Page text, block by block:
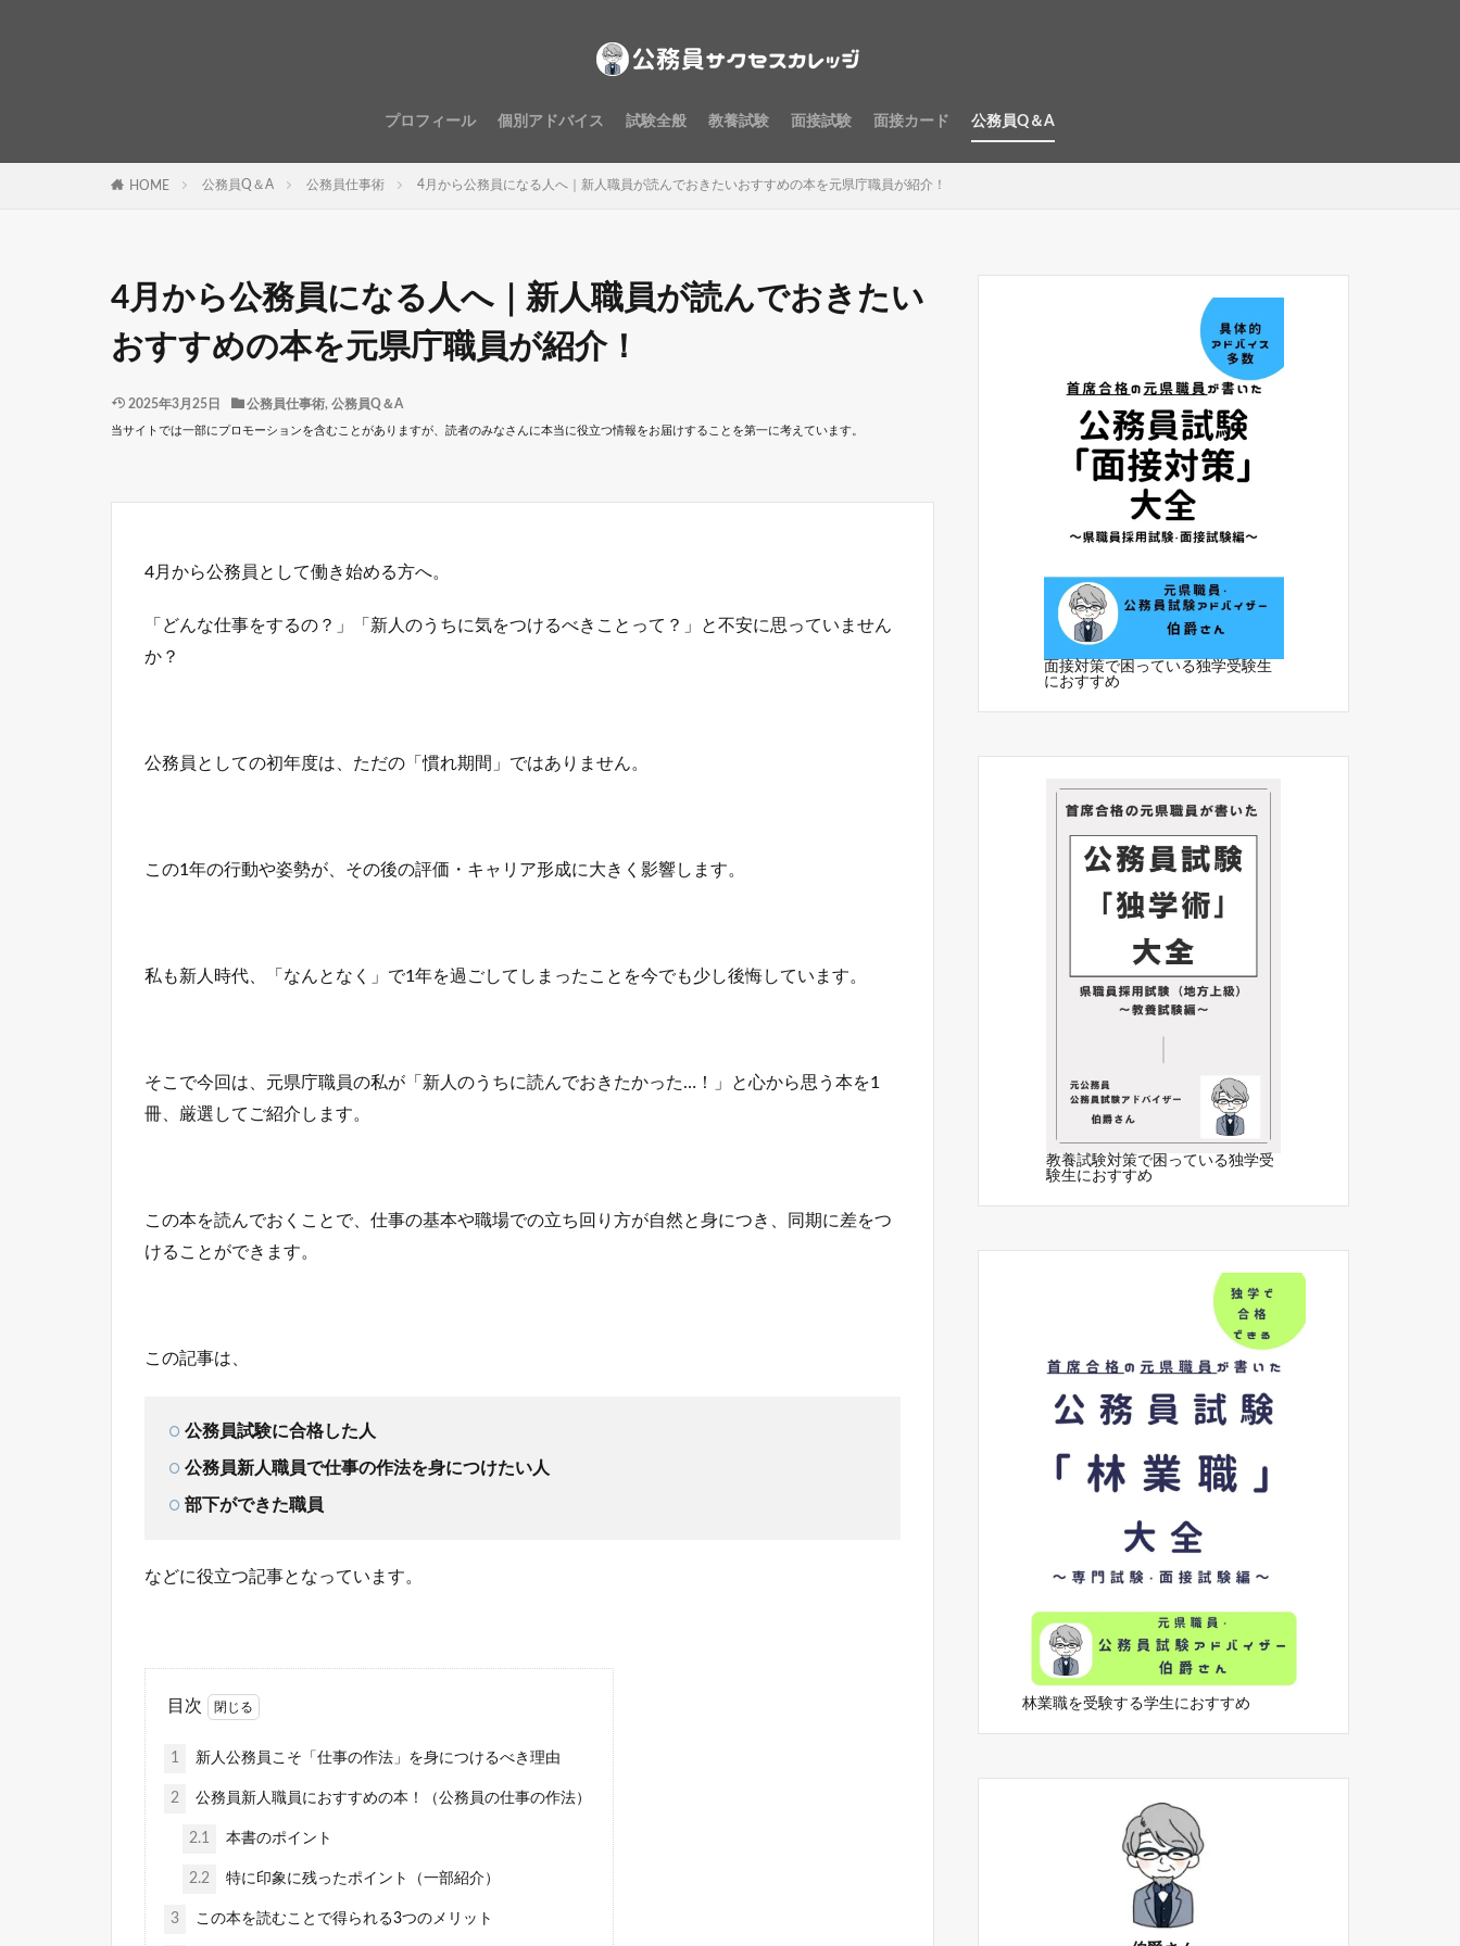
プロフィール 個別アドバイス 試験全般 教養試験 面接試験 面接カード 公務員Q＆A
HOME 公務員Q＆A 公務員仕事術 4月から公務員になる人へ｜新人職員が読んでおきたいおすすめの本を元県庁職員が紹介！
4月から公務員になる人へ｜新人職員が読んでおきたい
おすすめの本を元県庁職員が紹介！
2025年3月25日 公務員仕事術, 公務員Q＆A
当サイトでは一部にプロモーションを含むことがありますが、読者のみなさんに本当に役立つ情報をお届けすることを第一に考えています。
4月から公務員として働き始める方へ。
「どんな仕事をするの？」「新人のうちに気をつけるべきことって？」と不安に思っていません
か？
公務員としての初年度は、ただの「慣れ期間」ではありません。
この1年の行動や姿勢が、その後の評価・キャリア形成に大きく影響します。
私も新人時代、「なんとなく」で1年を過ごしてしまったことを今でも少し後悔しています。
そこで今回は、元県庁職員の私が「新人のうちに読んでおきたかった…！」と心から思う本を1
冊、厳選してご紹介します。
この本を読んでおくことで、仕事の基本や職場での立ち回り方が自然と身につき、同期に差をつ
けることができます。
この記事は、
公務員試験に合格した人
公務員新人職員で仕事の作法を身につけたい人
部下ができた職員
などに役立つ記事となっています。
目次
1 新人公務員こそ「仕事の作法」を身につけるべき理由
2 公務員新人職員におすすめの本！（公務員の仕事の作法）
2.1 本書のポイント
2.2 特に印象に残ったポイント（一部紹介）
3 この本を読むことで得られる3つのメリット
面接対策で困っている独学受験生
におすすめ
教養試験対策で困っている独学受
験生におすすめ
林業職を受験する学生におすすめ